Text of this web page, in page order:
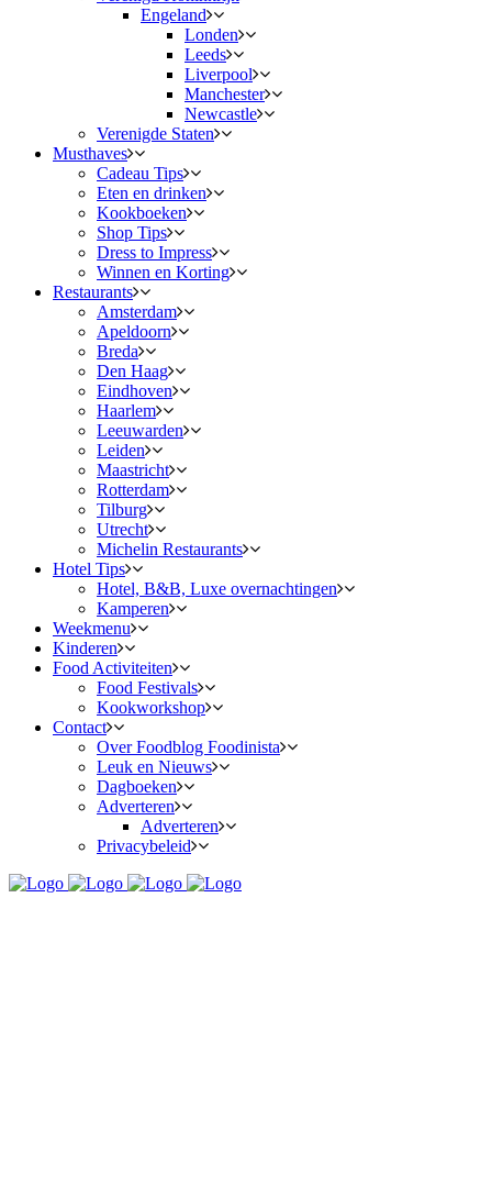
Engeland
Londen
Leeds
Liverpool
Manchester
Newcastle
Verenigde Staten
Musthaves
Cadeau Tips
Eten en drinken
Kookboeken
Shop Tips
Dress to Impress
Winnen en Korting
Restaurants
Amsterdam
Apeldoorn
Breda
Den Haag
Eindhoven
Haarlem
Leeuwarden
Leiden
Maastricht
Rotterdam
Tilburg
Utrecht
Michelin Restaurants
Hotel Tips
Hotel, B&B, Luxe overnachtingen
Kamperen
Weekmenu
Kinderen
Food Activiteiten
Food Festivals
Kookworkshop
Contact
Over Foodblog Foodinista
Leuk en Nieuws
Dagboeken
Adverteren
Adverteren
Privacybeleid